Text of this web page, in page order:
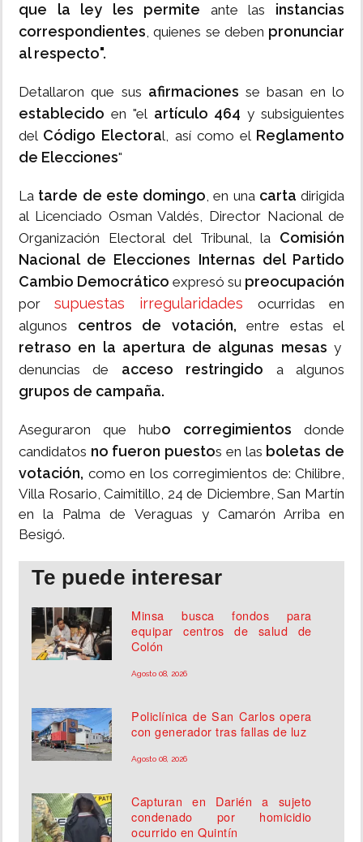
que la ley les permite ante las instancias
correspondientes, quienes se deben pronunciar
al respecto".
Detallaron que sus afirmacionesse basan en lo
establecido en "el artículo 464y subsiguientes
del Código Electoral, así como el Reglamento
de Elecciones"
La tarde de este domingo, en unacarta dirigida
al Licenciado Osman Valdés, Director Nacional de
Organización Electoral del Tribunal, la Comisión
Nacional de Elecciones Internas del Partido
Cambio Democrático expresó su preocupación
por supuestas irregularidades
ocurridas en
algunos centros de votación, entre estas el
retraso en la apertura de algunas mesas y
denuncias de acceso restringido a algunos
grupos de campaña.
Aseguraron que hubo corregimientos donde
candidatos no fueron puestos en las boletas de
votación, como en los corregimientos de: Chilibre,
Villa Rosario, Caimitillo, 24 de Diciembre, San Martín
en la Palma de Veraguas y Camarón Arriba en
Besigó.
Te puede interesar
Minsa busca fondos para
equipar centros de salud de
Colón
Agosto 08, 2026
Policlínica de San Carlos opera
con generador tras fallas de luz
Agosto 08, 2026
Capturan en Darién a sujeto
condenado por homicidio
ocurrido en Quintín